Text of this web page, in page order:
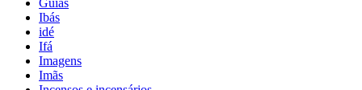
Guias
Ibás
idé
Ifá
Imagens
Imãs